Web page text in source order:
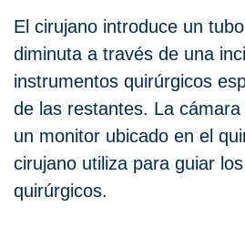
El cirujano introduce un
diminuta a través de una
instrumentos quirúrgicos
de las restantes. La
un monitor ubicado en el
cirujano utiliza para guiar
quirúrgicos.